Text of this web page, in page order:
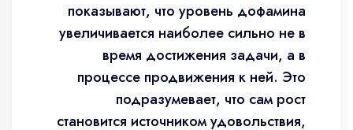
показывают, что уровень дофамина
увеличивается наиболее сильно не в
время достижения задачи, а в
процессе продвижения к ней. Это
подразумевает, что сам рост
становится источником удовольствия,